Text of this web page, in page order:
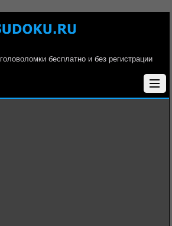
бесплатно и без регистрации